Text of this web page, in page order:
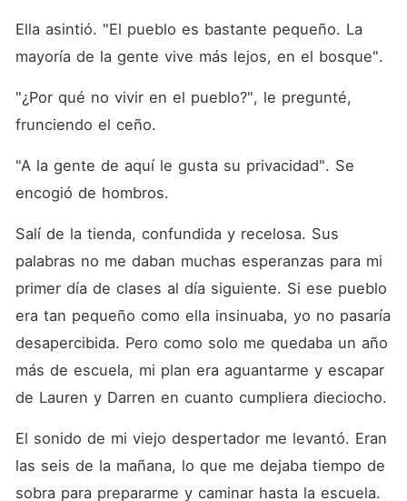
Ella asintió. "El pueblo es bastante pequeño. La
mayoría de la gente vive más lejos, en el bosque".
"¿Por qué no vivir en el pueblo?", le pregunté,
frunciendo el ceño.
"A la gente de aquí le gusta su privacidad". Se
encogió de hombros.
Salí de la tienda, confundida y recelosa. Sus
palabras no me daban muchas esperanzas para mi
primer día de clases al día siguiente. Si ese pueblo
era tan pequeño como ella insinuaba, yo no pasaría
desapercibida. Pero como solo me quedaba un año
más de escuela, mi plan era aguantarme y escapar
de Lauren y Darren en cuanto cumpliera dieciocho.
El sonido de mi viejo despertador me levantó. Eran
las seis de la mañana, lo que me dejaba tiempo de
sobra para prepararme y caminar hasta la escuela.